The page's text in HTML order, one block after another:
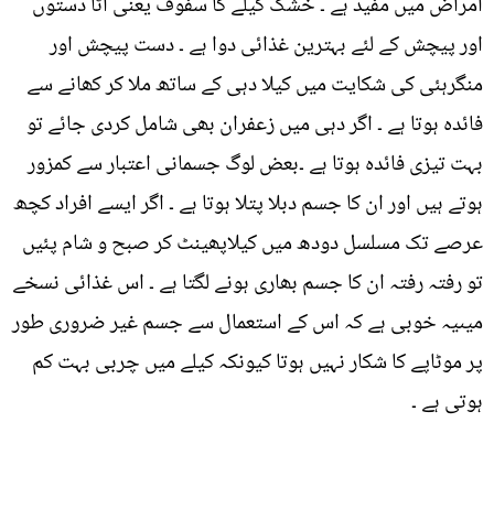
اور پیچش کے لئے بہترین غذائی دوا ہے ۔ دست پیچش اور
منگرہئی کی شکایت میں کیلا دہی کے ساتھ ملا کر کھانے سے
فائدہ ہوتا ہے ۔ اگر دہی میں زعفران بھی شامل کردی جائے تو
بہت تیزی فائدہ ہوتا ہے ۔بعض لوگ جسمانی اعتبار سے کمزور
ہوتے ہیں اور ان کا جسم دبلا پتلا ہوتا ہے ۔ اگر ایسے افراد کچھ
عرصے تک مسلسل دودھ میں کیلاپھینٹ کر صبح و شام پئیں
تو رفتہ رفتہ ان کا جسم بھاری ہونے لگتا ہے ۔ اس غذائی نسخے
میںیہ خوبی ہے کہ اس کے استعمال سے جسم غیر ضروری طور
پر موٹاپے کا شکار نہیں ہوتا کیونکہ کیلے میں چربی بہت کم
ہوتی ہے ۔